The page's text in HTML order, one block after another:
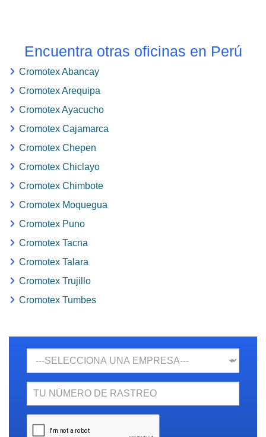
Encuentra otras oficinas en Perú
Cromotex Abancay
Cromotex Arequipa
Cromotex Ayacucho
Cromotex Cajamarca
Cromotex Chepen
Cromotex Chiclayo
Cromotex Chimbote
Cromotex Moquegua
Cromotex Puno
Cromotex Tacna
Cromotex Talara
Cromotex Trujillo
Cromotex Tumbes
N.